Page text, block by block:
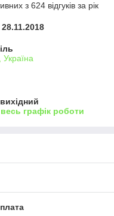
з 624 відгуків за рік
Україна
графік роботи